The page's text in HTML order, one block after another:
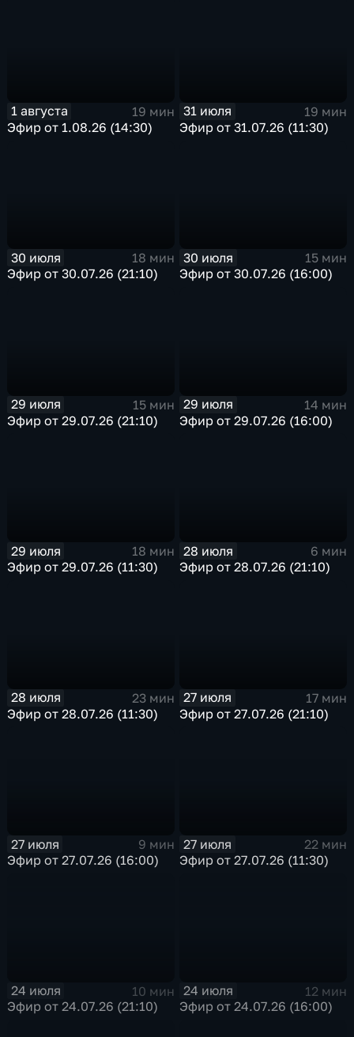
1 августа
19 мин
Эфир от 1.08.26 (14:30)
31 июля
19 мин
Эфир от 31.07.26 (11:30)
30 июля
18 мин
Эфир от 30.07.26 (21:10)
30 июля
15 мин
Эфир от 30.07.26 (16:00)
29 июля
15 мин
Эфир от 29.07.26 (21:10)
29 июля
14 мин
Эфир от 29.07.26 (16:00)
29 июля
18 мин
Эфир от 29.07.26 (11:30)
28 июля
6 мин
Эфир от 28.07.26 (21:10)
28 июля
23 мин
Эфир от 28.07.26 (11:30)
27 июля
17 мин
Эфир от 27.07.26 (21:10)
27 июля
9 мин
Эфир от 27.07.26 (16:00)
27 июля
22 мин
Эфир от 27.07.26 (11:30)
24 июля
10 мин
Эфир от 24.07.26 (21:10)
24 июля
12 мин
Эфир от 24.07.26 (16:00)